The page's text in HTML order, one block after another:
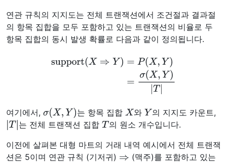
연관 규칙의 지지도는 전체 트랜잭션에서 조건절과 결과절
의 항목 집합을 모두 포함하고 있는 트랜잭션의 비율로 두
항목 집합의 동시 발생 확률로 다음과 같이 정의됩니다.
support(X⇒ Y)= P(X Y) =σ( X,Y )|T|
여기에서, σ(X,Y ) 는 항목 집합X 와Y 의 지지도 카운트,
|T| 는 전체 트랜잭션 집합 T의 원소 개수입니다.
이전에 살펴본 대형 마트의 거래 내역 예시에서 전체 트랜잭
션은 5이며 연관 규칙 (기저귀) ⇒ (맥주)를 포함하고 있는